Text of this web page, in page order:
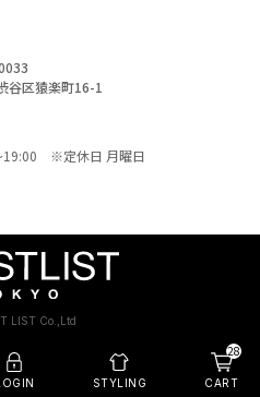
谷区猿楽町16-1
19:00 ※定休日 月曜日
LIST Co.,Ltd
STYLING
28
CART